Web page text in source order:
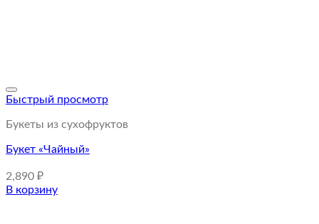
Быстрый просмотр
Букеты из сухофруктов
Букет «Чайный»
2,890 ₽
В корзину